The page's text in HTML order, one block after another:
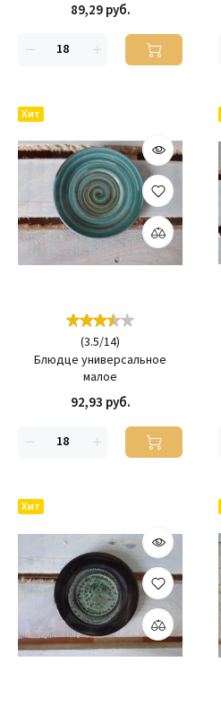
89,29 руб.
Хит
(3.5/14)
Блюдце универсальное
малое
92,93 руб.
Хит